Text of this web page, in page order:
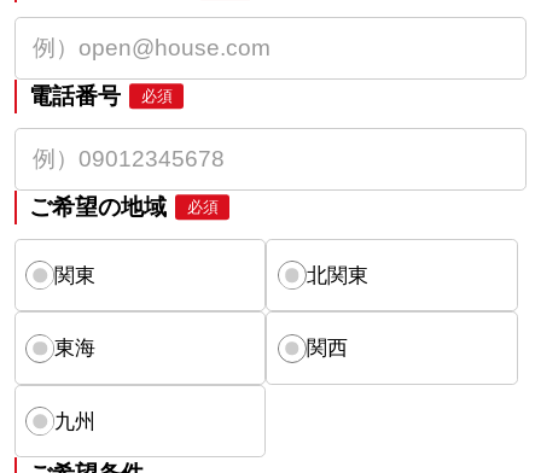
電話番号 必須
ご希望の地域 必須
関東 北関東
東海 関西
九州